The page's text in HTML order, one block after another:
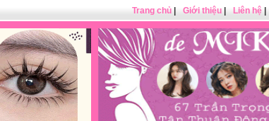
Trang chủ Giới thiệu Liên hệ